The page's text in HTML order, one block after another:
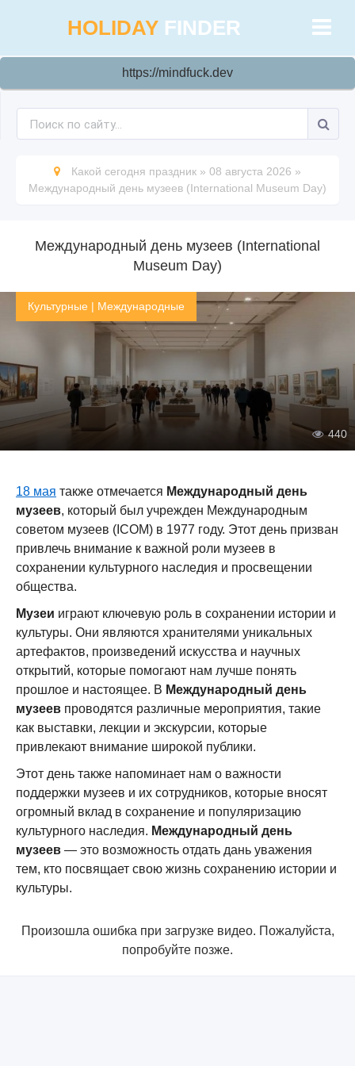
HOLIDAY FINDER
https://mindfuck.dev
Какой сегодня праздник » 08 августа 2026 »
Международный день музеев (International Museum Day)
Международный день музеев (International
Museum Day)
Культурные | Международные
440
18 мая также отмечается Международный день
музеев, который был учрежден Международным
советом музеев (ICOM) в 1977 году. Этот день призван
привлечь внимание к важной роли музеев в
сохранении культурного наследия и просвещении
общества.
Музеи играют ключевую роль в сохранении истории и
культуры. Они являются хранителями уникальных
артефактов, произведений искусства и научных
открытий, которые помогают нам лучше понять
прошлое и настоящее. В Международный день
музеев проводятся различные мероприятия, такие
как выставки, лекции и экскурсии, которые
привлекают внимание широкой публики.
Этот день также напоминает нам о важности
поддержки музеев и их сотрудников, которые вносят
огромный вклад в сохранение и популяризацию
культурного наследия. Международный день
музеев — это возможность отдать дань уважения
тем, кто посвящает свою жизнь сохранению истории и
культуры.
Произошла ошибка при загрузке видео. Пожалуйста,
попробуйте позже.